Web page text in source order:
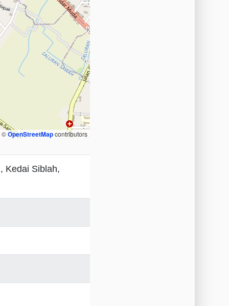
©OpenStreetMapcontributors
Kedai Siblah,